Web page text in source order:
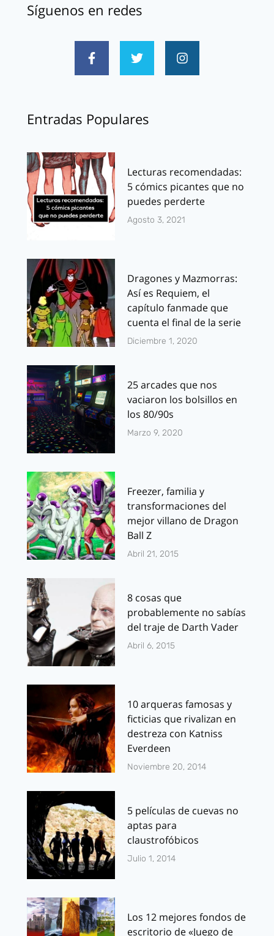
Síguenos en redes
Entradas Populares
Lecturas recomendadas:
5 cómics picantes que no
puedes perderte
Agosto 3, 2021
Dragones y Mazmorras:
Así es Requiem, el
capítulo fanmade que
cuenta el final de la serie
Diciembre 1, 2020
25 arcades que nos
vaciaron los bolsillos en
los 80/90s
Marzo 9, 2020
Freezer, familia y
transformaciones del
mejor villano de Dragon
Ball Z
Abril 21, 2015
8 cosas que
probablemente no sabías
del traje de Darth Vader
Abril 6, 2015
10 arqueras famosas y
ficticias que rivalizan en
destreza con Katniss
Everdeen
Noviembre 20, 2014
5 películas de cuevas no
aptas para
claustrofóbicos
Julio 1, 2014
Los 12 mejores fondos de
escritorio de «Juego de